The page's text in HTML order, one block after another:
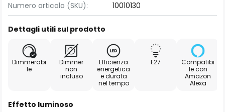
Numero articolo (SKU):
10010130
Dettagli utili sul prodotto
Dimmerabi
le
Dimmer
non
incluso
Efficienza
energetica
e durata
nel tempo
E27
Compatibi
le con
Amazon
Alexa
Effetto luminoso